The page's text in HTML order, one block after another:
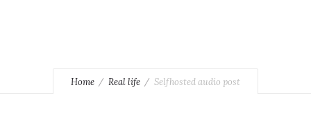
Home Real life Selfhosted audio post